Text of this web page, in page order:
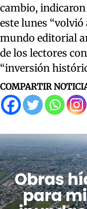
cambio,
este lunes
mundo editorial
de los lectores
“inversión
COMPARTIR